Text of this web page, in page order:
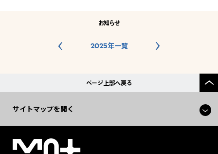
お知らせ
2025年一覧
ページ上部へ戻る
サイトマップを開く